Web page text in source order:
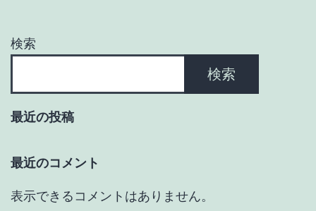
ン
検索
検索
最近の投稿
最近のコメント
表示できるコメントはありません。